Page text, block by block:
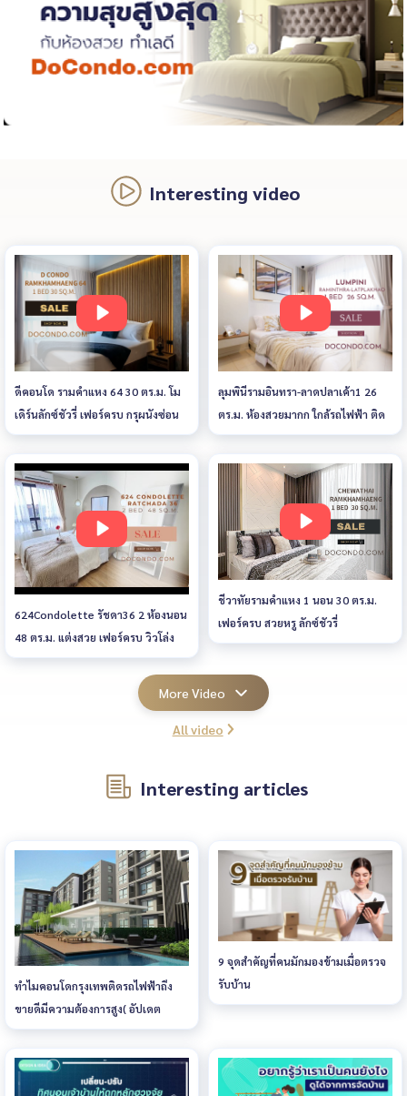
Interesting video
ดีคอนโด รามคำแหง 64 30 ตร.ม. โม
เดิร์นลักซ์ชัวรี่ เฟอร์ครบ กรุผนังซ่อน
ไฟ
ลุมพินีรามอินทรา-ลาดปลาเค้า1 26
ตร.ม. ห้องสวยมากก ใกล้รถไฟฟ้า ติด
ห้าง ตรงข้ามตลาด
624Condolette รัชดา36 2 ห้องนอน
48 ตร.ม. แต่งสวย เฟอร์ครบ วิวโล่ง
พร้อมอยู่
ชีวาทัยรามคำแหง 1 นอน 30 ตร.ม.
เฟอร์ครบ สวยหรู ลักซ์ชัวรี่
More Video
All video
Interesting articles
ทำไมคอนโดกรุงเทพติดรถไฟฟ้าถึง
ขายดีมีความต้องการสูง( อัปเดต
2024)
9 จุดสำคัญที่คนมักมองข้ามเมื่อตรวจ
รับบ้าน